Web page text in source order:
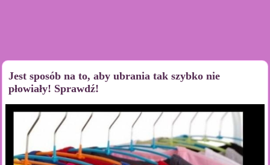
Jest sposób na to, aby ubrania tak szybko nie
płowiały! Sprawdź!